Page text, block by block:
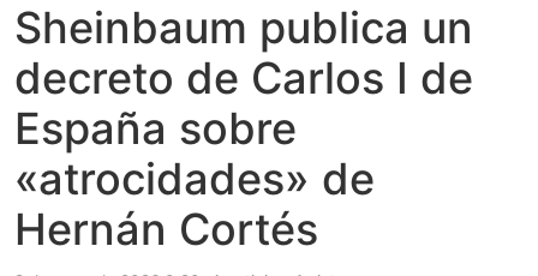
Sheinbaum publica un
decreto de Carlos I de
España sobre
«atrocidades» de
Hernán Cortés